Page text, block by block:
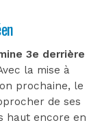
3e derrière
la mise à
prochaine, le
de ses
haut encore en